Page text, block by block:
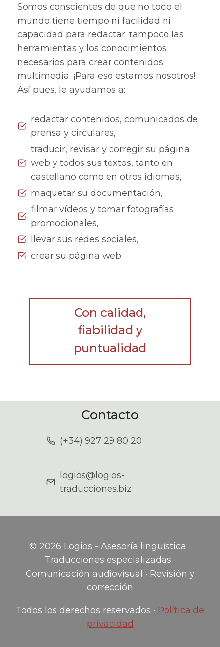
Somos conscientes de que no todo el
mundo tiene tiempo ni facilidad ni
capacidad para redactar; tampoco las
herramientas y los conocimientos
necesarios para crear contenidos
multimedia. ¡Para eso estamos nosotros!
Así pues, le ayudamos a:
redactar contenidos, comunicados de
prensa y circulares,
traducir, revisar y corregir su página
web y todos sus textos, tanto en
castellano como en otros idiomas,
maquetar su documentación,
filmar vídeos y tomar fotografías
promocionales,
llevar sus redes sociales,
crear su página web.
Con calidad,
fiabilidad y
puntualidad
Contacto
(+34) 927 29 80 20
logios@logios-
traducciones.biz
© 2026 Logios - Asesoría lingüística ·
Traducciones especializadas ·
Comunicación audiovisual · Revisión y
corrección
Todos los derechos reservados · Política de
privacidad